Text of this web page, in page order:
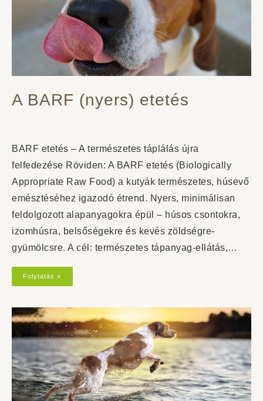
A BARF (nyers) etetés
BARF etetés – A természetes táplálás újra
felfedezése Röviden: A BARF etetés (Biologically
Appropriate Raw Food) a kutyák természetes, húsevő
emésztéséhez igazodó étrend. Nyers, minimálisan
feldolgozott alapanyagokra épül – húsos csontokra,
izomhúsra, belsőségekre és kevés zöldségre-
gyümölcsre. A cél: természetes tápanyag-ellátás,…
Folytatás »